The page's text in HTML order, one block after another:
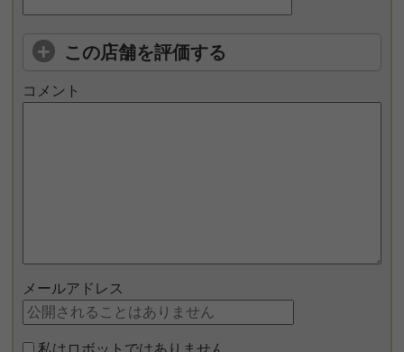
この店舗を評価する
コメント
メールアドレス
私はロボットではありません